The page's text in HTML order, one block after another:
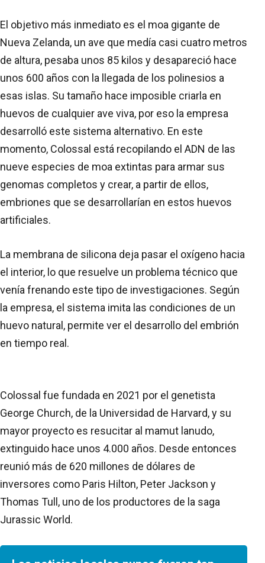
El objetivo más inmediato es el moa gigante de
Nueva Zelanda, un ave que medía casi cuatro metros
de altura, pesaba unos 85 kilos y desapareció hace
unos 600 años con la llegada de los polinesios a
esas islas. Su tamaño hace imposible criarla en
huevos de cualquier ave viva, por eso la empresa
desarrolló este sistema alternativo. En este
momento, Colossal está recopilando el ADN de las
nueve especies de moa extintas para armar sus
genomas completos y crear, a partir de ellos,
embriones que se desarrollarían en estos huevos
artificiales.
La membrana de silicona deja pasar el oxígeno hacia
el interior, lo que resuelve un problema técnico que
venía frenando este tipo de investigaciones. Según
la empresa, el sistema imita las condiciones de un
huevo natural, permite ver el desarrollo del embrión
en tiempo real.
Colossal fue fundada en 2021 por el genetista
George Church, de la Universidad de Harvard, y su
mayor proyecto es resucitar al mamut lanudo,
extinguido hace unos 4.000 años. Desde entonces
reunió más de 620 millones de dólares de
inversores como Paris Hilton, Peter Jackson y
Thomas Tull, uno de los productores de la saga
Jurassic World.